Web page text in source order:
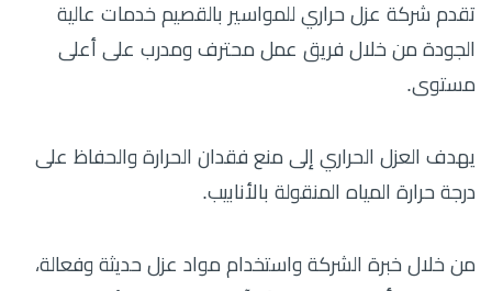
تقدم شركة عزل حراري للمواسير بالقصيم خدمات عالية
الجودة من خلال فريق عمل محترف ومدرب على أعلى
مستوى.
يهدف العزل الحراري إلى منع فقدان الحرارة والحفاظ على
درجة حرارة المياه المنقولة بالأنابيب.
من خلال خبرة الشركة واستخدام مواد عزل حديثة وفعالة،